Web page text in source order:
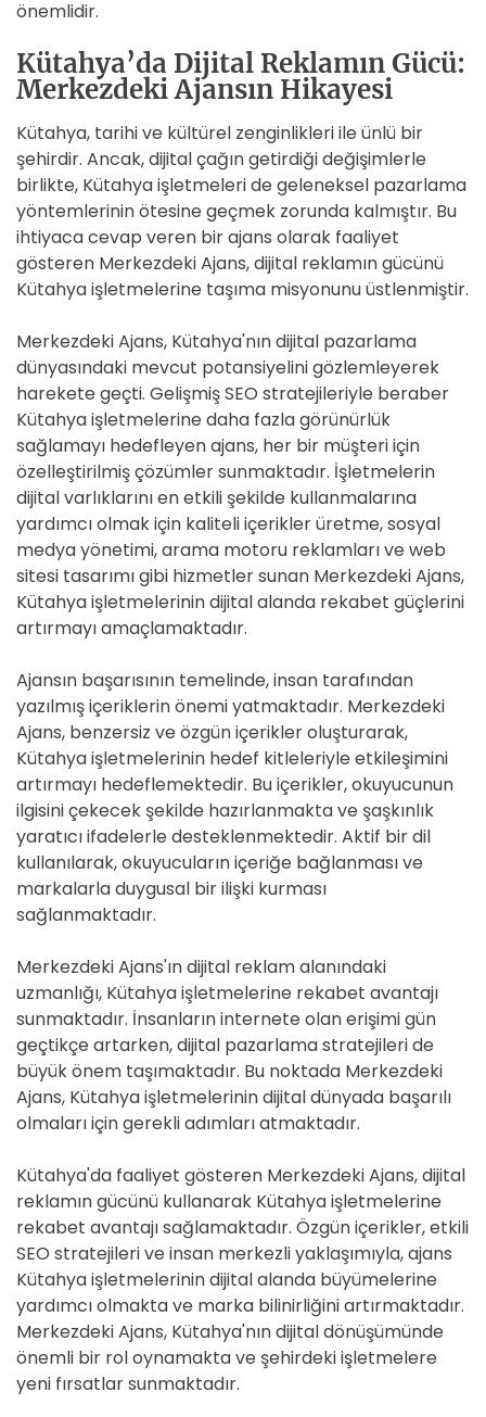
önemlidir.
Kütahya’da Dijital Reklamın Gücü:
Merkezdeki Ajansın Hikayesi
Kütahya, tarihi ve kültürel zenginlikleri ile ünlü bir
şehirdir. Ancak, dijital çağın getirdiği değişimlerle
birlikte, Kütahya işletmeleri de geleneksel pazarlama
yöntemlerinin ötesine geçmek zorunda kalmıştır. Bu
ihtiyaca cevap veren bir ajans olarak faaliyet
gösteren Merkezdeki Ajans, dijital reklamın gücünü
Kütahya işletmelerine taşıma misyonunu üstlenmiştir.
Merkezdeki Ajans, Kütahya'nın dijital pazarlama
dünyasındaki mevcut potansiyelini gözlemleyerek
harekete geçti. Gelişmiş SEO stratejileriyle beraber
Kütahya işletmelerine daha fazla görünürlük
sağlamayı hedefleyen ajans, her bir müşteri için
özelleştirilmiş çözümler sunmaktadır. İşletmelerin
dijital varlıklarını en etkili şekilde kullanmalarına
yardımcı olmak için kaliteli içerikler üretme, sosyal
medya yönetimi, arama motoru reklamları ve web
sitesi tasarımı gibi hizmetler sunan Merkezdeki Ajans,
Kütahya işletmelerinin dijital alanda rekabet güçlerini
artırmayı amaçlamaktadır.
Ajansın başarısının temelinde, insan tarafından
yazılmış içeriklerin önemi yatmaktadır. Merkezdeki
Ajans, benzersiz ve özgün içerikler oluşturarak,
Kütahya işletmelerinin hedef kitleleriyle etkileşimini
artırmayı hedeflemektedir. Bu içerikler, okuyucunun
ilgisini çekecek şekilde hazırlanmakta ve şaşkınlık
yaratıcı ifadelerle desteklenmektedir. Aktif bir dil
kullanılarak, okuyucuların içeriğe bağlanması ve
markalarla duygusal bir ilişki kurması
sağlanmaktadır.
Merkezdeki Ajans'ın dijital reklam alanındaki
uzmanlığı, Kütahya işletmelerine rekabet avantajı
sunmaktadır. İnsanların internete olan erişimi gün
geçtikçe artarken, dijital pazarlama stratejileri de
büyük önem taşımaktadır. Bu noktada Merkezdeki
Ajans, Kütahya işletmelerinin dijital dünyada başarılı
olmaları için gerekli adımları atmaktadır.
Kütahya'da faaliyet gösteren Merkezdeki Ajans, dijital
reklamın gücünü kullanarak Kütahya işletmelerine
rekabet avantajı sağlamaktadır. Özgün içerikler, etkili
SEO stratejileri ve insan merkezli yaklaşımıyla, ajans
Kütahya işletmelerinin dijital alanda büyümelerine
yardımcı olmakta ve marka bilinirliğini artırmaktadır.
Merkezdeki Ajans, Kütahya'nın dijital dönüşümünde
önemli bir rol oynamakta ve şehirdeki işletmelere
yeni fırsatlar sunmaktadır.